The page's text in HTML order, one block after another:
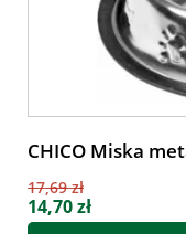
CHICO Miska
17,69 zł
14,70 zł